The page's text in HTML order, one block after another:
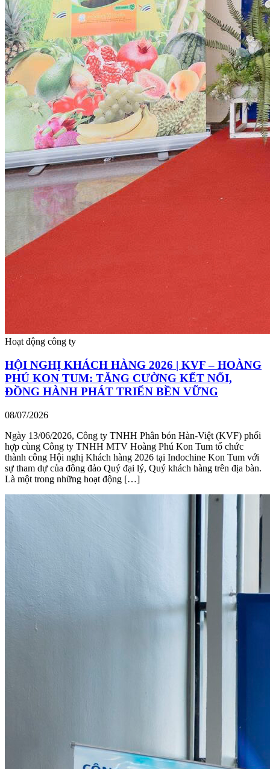
Hoạt động công ty
HỘI NGHỊ KHÁCH HÀNG 2026 | KVF – HOÀNG
PHÚ KON TUM: TĂNG CƯỜNG KẾT NỐI,
ĐỒNG HÀNH PHÁT TRIỂN BỀN VỮNG
08/07/2026
Ngày 13/06/2026, Công ty TNHH Phân bón Hàn-Việt (KVF) phối
hợp cùng Công ty TNHH MTV Hoàng Phú Kon Tum tổ chức
thành công Hội nghị Khách hàng 2026 tại Indochine Kon Tum với
sự tham dự của đông đảo Quý đại lý, Quý khách hàng trên địa bàn.
Là một trong những hoạt động […]